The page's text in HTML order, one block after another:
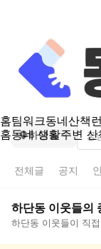
홈팀워크동네산책
홈동네 생활주변 산
하단동
전체글 공지
하단동 이웃들의
하단동 이웃들이 직